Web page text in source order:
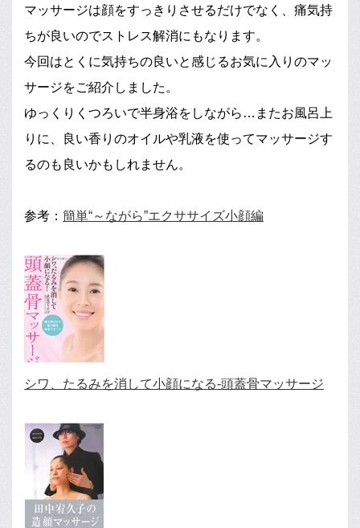
マッサージは顔をすっきりさせるだけでなく、痛気持
ちが良いのでストレス解消にもなります。
今回はとくに気持ちの良いと感じるお気に入りのマッ
サージをご紹介しました。
ゆっくりくつろいで半身浴をしながら…またお風呂上
りに、良い香りのオイルや乳液を使ってマッサージす
るのも良いかもしれません。
参考： 簡単“～ながら”エクササイズ小顔編
シワ、たるみを消して小顔になる-頭蓋骨マッサージ